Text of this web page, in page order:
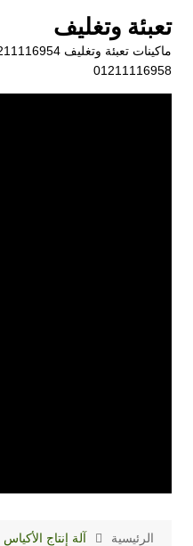
المحتوى
تعبئة وتغليف
01211116958
الرئيسية آلة إنتاج الأكياس